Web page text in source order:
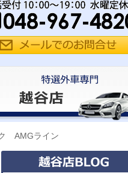
AMGライン